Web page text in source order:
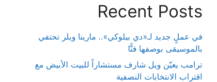
Recent Posts
في عملٍ جديد لـ«دي بيلوكي».. مارينا ويلر تحتفي
بالموسيقى بوصفها فنًّا
ترامب يعيّن ويل شارف مستشاراً للبيت الأبيض مع
اقتراب الانتخابات النصفية